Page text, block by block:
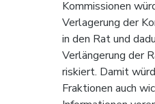
Kommissionen
Verlagerung der
in den Rat und
Verlängerung der
riskiert. Damit
Fraktionen auch